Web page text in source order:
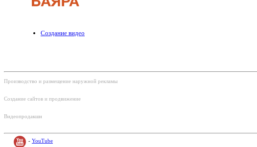
Создание видео
Производство и размещение наружной рекламы
Создание сайтов и продвижение
Видеопродакшн
- YouTube